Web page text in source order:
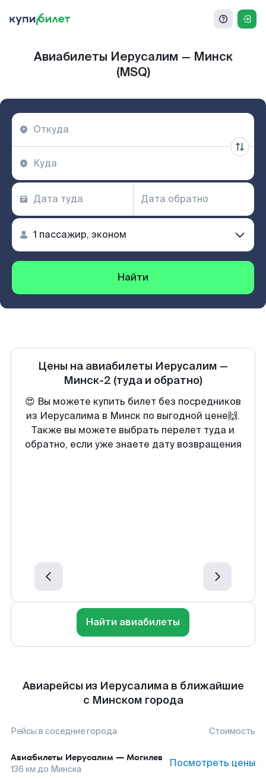
Авиабилеты Иерусалим — Минск
(MSQ)
Найти
Цены на авиабилеты Иерусалим —
Минск-2 (туда и обратно)
😍 Вы можете купить билет без посредников
из Иерусалима в Минск по выгодной цене🙌.
Также вы можете выбрать перелет туда и
обратно, если уже знаете дату возвращения
Найти авиабилеты
Авиарейсы из Иерусалима в ближайшие
с Минском города
Рейсы в соседние города Стоимость
Авиабилеты Иерусалим — Могилев
136 км до Минска Посмотреть цены